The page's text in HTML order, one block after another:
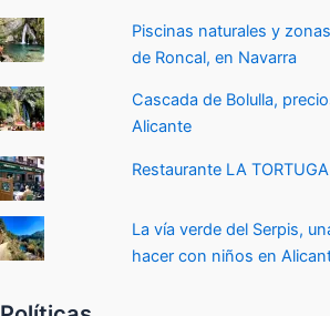
Piscinas naturales y
de Roncal, en Navarra
Cascada de Bolulla,
Alicante
Restaurante LA TORTUGA
La vía verde del Serpis,
hacer con niños en